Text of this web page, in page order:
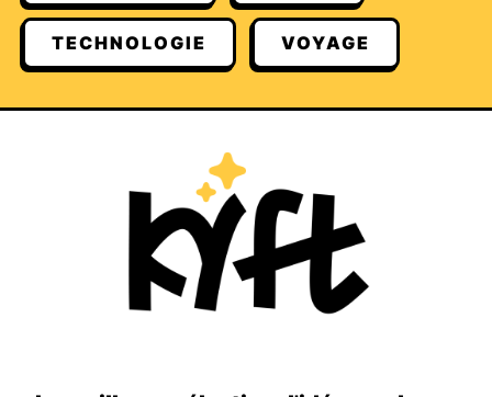
TECHNOLOGIE VOYAGE